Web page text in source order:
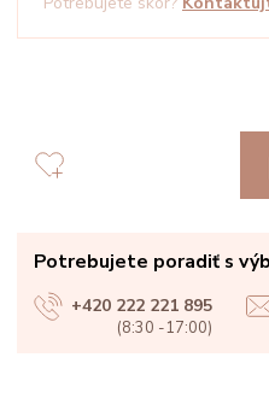
Potrebujete poradiť s
+420 222 221 895
(8:30 -17:00)